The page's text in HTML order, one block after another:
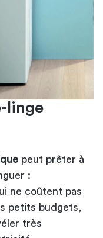
linge
peut prêter à
:
ne coûtent pas
petits budgets,
très